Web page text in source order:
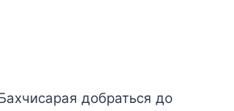
добраться до